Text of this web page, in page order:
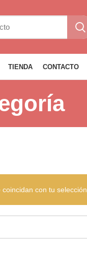
TIENDA CONTACTO
con tu selección.